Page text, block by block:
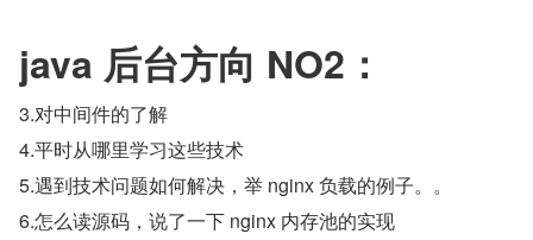
java 后台方向 NO2：
3.对中间件的了解
4.平时从哪里学习这些技术
5.遇到技术问题如何解决，举 nginx 负载的例子。。
6.怎么读源码，说了一下 nginx 内存池的实现